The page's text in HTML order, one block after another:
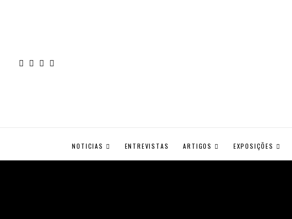
NOTICIAS ENTREVISTAS ARTIGOS EXPOSIÇÕES